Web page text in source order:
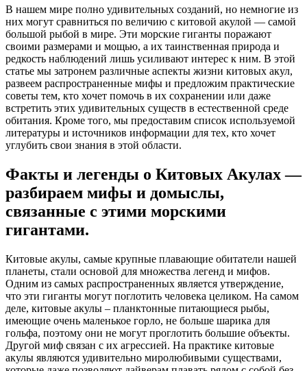
В нашем мире полно удивительных созданий, но немногие из
них могут сравниться по величию с китовой акулой — самой
большой рыбой в мире. Эти морские гиганты поражают
своими размерами и мощью, а их таинственная природа и
редкость наблюдений лишь усиливают интерес к ним. В этой
статье мы затронем различные аспекты жизни китовых акул,
развеем распространенные мифы и предложим практические
советы тем, кто хочет помочь в их сохранении или даже
встретить этих удивительных существ в естественной среде
обитания. Кроме того, мы предоставим список используемой
литературы и источников информации для тех, кто хочет
углубить свои знания в этой области.
Факты и легенды о Китовых Акулах —
разбираем мифы и домыслы,
связанные с этими морскими
гигантами.
Китовые акулы, самые крупные плавающие обитатели нашей
планеты, стали основой для множества легенд и мифов.
Одним из самых распространенных является утверждение,
что эти гиганты могут поглотить человека целиком. На самом
деле, китовые акулы – планктонные питающиеся рыбы,
имеющие очень маленькое горло, не больше шарика для
гольфа, поэтому они не могут проглотить большие объекты.
Другой миф связан с их агрессией. На практике китовые
акулы являются удивительно миролюбивыми существами,